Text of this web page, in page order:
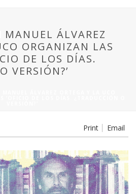
ÁLVAREZ
ORGANIZAN LAS
DE LOS DÍAS.
VERSIÓN?’
Print Email